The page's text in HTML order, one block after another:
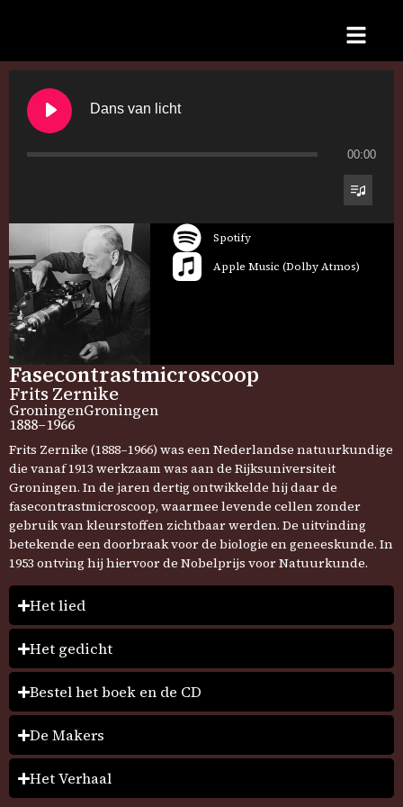
Dans van licht
00:00
Spotify
Apple Music (Dolby Atmos)
Fasecontrastmicroscoop
Frits Zernike
GroningenGroningen
1888–1966
Frits Zernike (1888–1966) was een Nederlandse natuurkundige
die vanaf 1913 werkzaam was aan de Rijksuniversiteit
Groningen. In de jaren dertig ontwikkelde hij daar de
fasecontrastmicroscoop, waarmee levende cellen zonder
gebruik van kleurstoffen zichtbaar werden. De uitvinding
betekende een doorbraak voor de biologie en geneeskunde. In
1953 ontving hij hiervoor de Nobelprijs voor Natuurkunde.
Het lied
Het gedicht
Bestel het boek en de CD
De Makers
Het Verhaal